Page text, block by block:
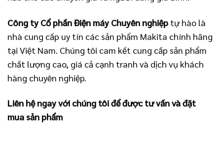
Công ty Cổ phần Điện máy Chuyên nghiệp tự hào là
nhà cung cấp uy tín các sản phẩm Makita chính hãng
tại Việt Nam. Chúng tôi cam kết cung cấp sản phẩm
chất lượng cao, giá cả cạnh tranh và dịch vụ khách
hàng chuyên nghiệp.
Liên hệ ngay với chúng tôi để được tư vấn và đặt
mua sản phẩm